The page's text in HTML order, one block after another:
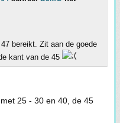
bereikt. Zit aan de goede
kant van de 45
25 - 30 en 40, de 45